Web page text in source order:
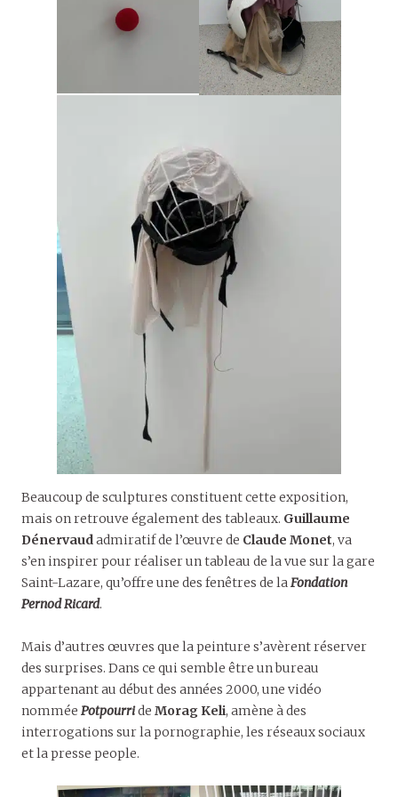
Beaucoup de sculptures constituent cette exposition,
mais on retrouve également des tableaux. Guillaume
Dénervaudadmiratif de l’œuvre de Claude Monet, va
s’en inspirer pour réaliser un tableau de la vue sur la gare
Saint-Lazare, qu’offre une des fenêtres de laFondation
Pernod Ricard.
Mais d’autres œuvres que la peinture s’avèrent réserver
des surprises. Dans ce qui semble être un bureau
appartenant au début des années 2000, une vidéo
nommée Potpourride Morag Keli, amène à des
interrogations sur la pornographie, les réseaux sociaux
et la presse people.